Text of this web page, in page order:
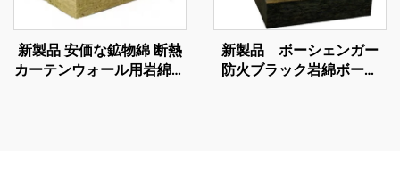
新製品 安価な鉱物綿 断熱
カーテンウォール用岩綿ボ
新製品 ボーシェンガー
防火ブラック岩綿ボード